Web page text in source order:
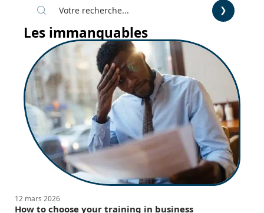
Les immanquables
12 mars 2026
How to choose your training in business